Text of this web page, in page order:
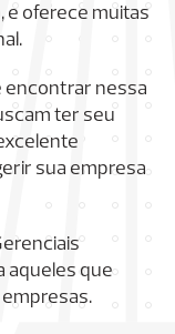
e oferece muitas
encontrar nessa
ter seu
sua empresa
aqueles que